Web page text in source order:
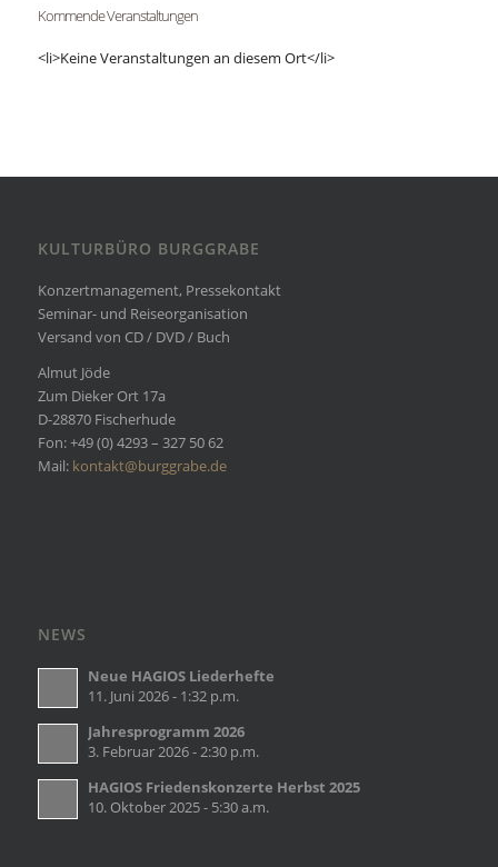
Kommende Veranstaltungen
<li>Keine Veranstaltungen an diesem Ort</li>
KULTURBÜRO BURGGRABE
Konzertmanagement, Pressekontakt
Seminar- und Reiseorganisation
Versand von CD / DVD / Buch
Almut Jöde
Zum Dieker Ort 17a
D-28870 Fischerhude
Fon: +49 (0) 4293 – 327 50 62
Mail: kontakt@burggrabe.de
NEWS
Neue HAGIOS Liederhefte
11. Juni 2026 - 1:32 p.m.
Jahresprogramm 2026
3. Februar 2026 - 2:30 p.m.
HAGIOS Friedenskonzerte Herbst 2025
10. Oktober 2025 - 5:30 a.m.